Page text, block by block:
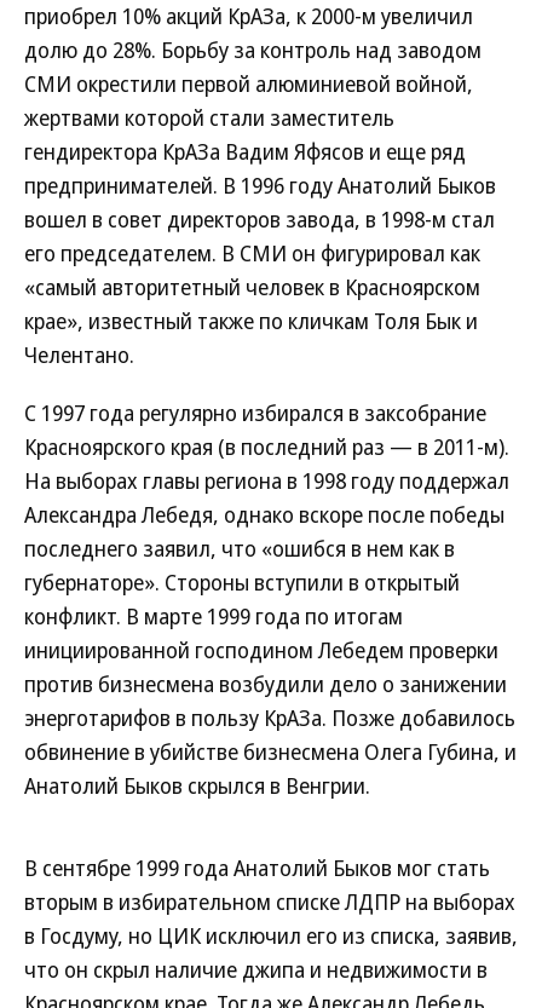
приобрел 10% акций КрАЗа, к 2000-м увеличил
долю до 28%. Борьбу за контроль над заводом
СМИ окрестили первой алюминиевой войной,
жертвами которой стали заместитель
гендиректора КрАЗа Вадим Яфясов и еще ряд
предпринимателей. В 1996 году Анатолий Быков
вошел в совет директоров завода, в 1998-м стал
его председателем. В СМИ он фигурировал как
«самый авторитетный человек в Красноярском
крае», известный также по кличкам Толя Бык и
Челентано.
С 1997 года регулярно избирался в заксобрание
Красноярского края (в последний раз — в 2011-м).
На выборах главы региона в 1998 году поддержал
Александра Лебедя, однако вскоре после победы
последнего заявил, что «ошибся в нем как в
губернаторе». Стороны вступили в открытый
конфликт. В марте 1999 года по итогам
инициированной господином Лебедем проверки
против бизнесмена возбудили дело о занижении
энерготарифов в пользу КрАЗа. Позже добавилось
обвинение в убийстве бизнесмена Олега Губина, и
Анатолий Быков скрылся в Венгрии.
В сентябре 1999 года Анатолий Быков мог стать
вторым в избирательном списке ЛДПР на выборах
в Госдуму, но ЦИК исключил его из списка, заявив,
что он скрыл наличие джипа и недвижимости в